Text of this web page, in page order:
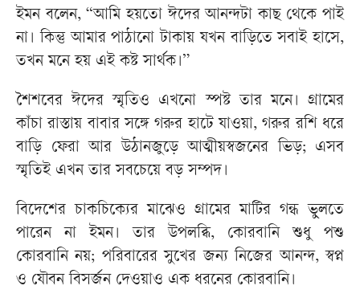
ইমন বলেন, “আমি হয়তো ঈদের আনন্দটা কাছ থেকে পাই
না। কিন্তু আমার পাঠানো টাকায় যখন বাড়িতে সবাই হাসে,
তখন মনে হয় এই কষ্ট সার্থক।”
শৈশবের ঈদের স্মৃতিও এখনো স্পষ্ট তার মনে। গ্রামের
কাঁচা রাস্তায় বাবার সঙ্গে গরুর হাটে যাওয়া, গরুর রশি ধরে
বাড়ি ফেরা আর উঠানজুড়ে আত্মীয়স্বজনের ভিড়; এসব
স্মৃতিই এখন তার সবচেয়ে বড় সম্পদ।
বিদেশের চাকচিক্যের মাঝেও গ্রামের মাটির গন্ধ ভুলতে
পারেন না ইমন। তার উপলব্ধি, কোরবানি শুধু পশু
কোরবানি নয়; পরিবারের সুখের জন্য নিজের আনন্দ, স্বপ্ন
ও যৌবন বিসর্জন দেওয়াও এক ধরনের কোরবানি।